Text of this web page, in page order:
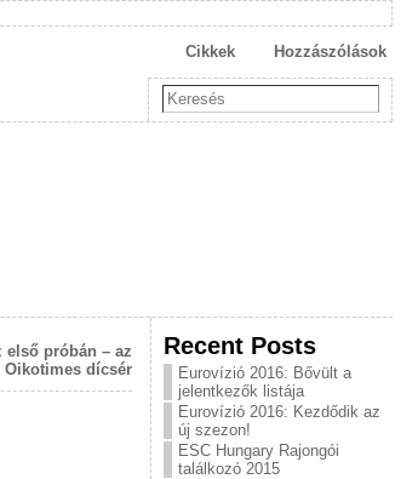
Hozzászólások
Cikkek
első próbán – az
Oikotimes dícsér
Recent Posts
Eurovízió 2016: Bővült a
jelentkezők listája
Eurovízió 2016: Kezdődik az
új szezon!
ESC Hungary Rajongói
találkozó 2015